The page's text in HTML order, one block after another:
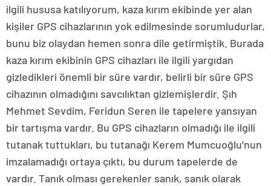
ilgili hususa katılıyorum, kaza kırım ekibinde yer alan
kişiler GPS cihazlarının yok edilmesinde sorumludurlar,
bunu biz olaydan hemen sonra dile getirmiştik. Burada
kaza kırım ekibinin GPS cihazları ile ilgili yargıdan
gizledikleri önemli bir süre vardır, belirli bir süre GPS
cihazının olmadığını savcılıktan gizlemişlerdir. Şıh
Mehmet Sevdim, Feridun Seren ile tapelere yansıyan
bir tartışma vardır. Bu GPS cihazların olmadığı ile ilgili
tutanak tuttukları, bu tutanağı Kerem Mumcuoğlu’nun
imzalamadığı ortaya çıktı, bu durum tapelerde de
vardır. Tanık olması gerekenler sanık, sanık olarak